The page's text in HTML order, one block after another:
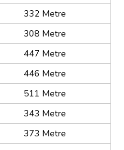
332 Metre
308 Metre
447 Metre
446 Metre
511 Metre
343 Metre
373 Metre